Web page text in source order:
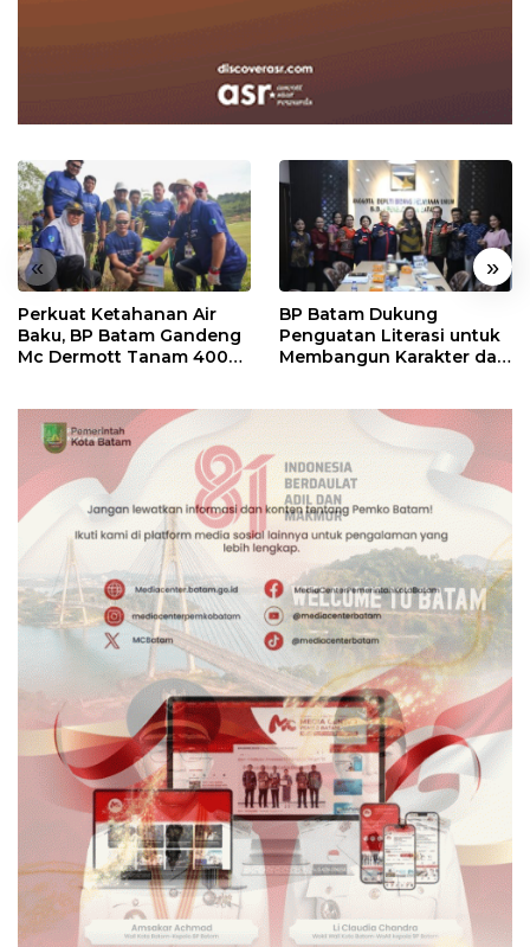
« »
Perkuat Ketahanan Air
Baku, BP Batam Gandeng
Mc Dermott Tanam 400
BP Batam Dukung
Penguatan Literasi untuk
Membangun Karakter dan